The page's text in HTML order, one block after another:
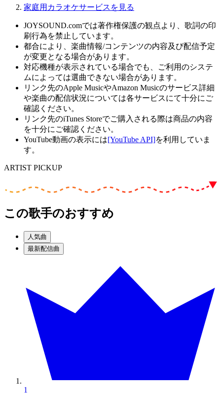
家庭用カラオケサービスを見る
JOYSOUND.comでは著作権保護の観点より、歌詞の印
刷行為を禁止しています。
都合により、楽曲情報/コンテンツの内容及び配信予定
が変更となる場合があります。
対応機種が表示されている場合でも、ご利用のシステ
ムによっては選曲できない場合があります。
リンク先のApple MusicやAmazon Musicのサービス詳細
や楽曲の配信状況については各サービスにて十分にご
確認ください。
リンク先のiTunes Storeでご購入される際は商品の内容
を十分にご確認ください。
YouTube動画の表示には[YouTube API]を利用していま
す。
ARTIST PICKUP
この歌手のおすすめ
人気曲
最新配信曲
1